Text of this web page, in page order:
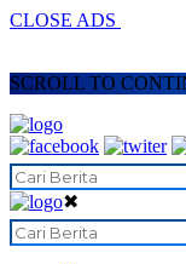
CLOSE ADS
SCROLL TO
✖